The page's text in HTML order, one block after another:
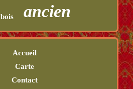
bois ancien
Accueil
Carte
Contact